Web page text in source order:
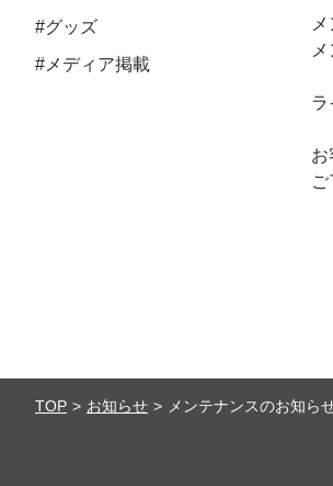
#グッズ
#メディア掲載
ラ
お
TOP お知らせ メンテナンスのお知ら